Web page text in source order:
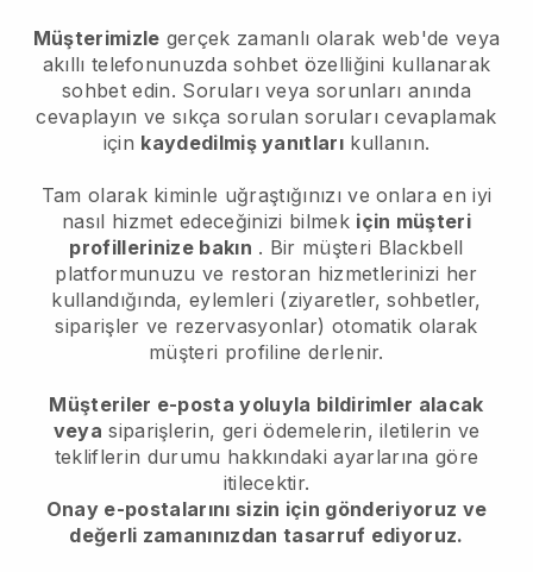
Müşterimizle gerçek zamanlı olarak web'de veya
akıllı telefonunuzda sohbet özelliğini kullanarak
sohbet edin. Soruları veya sorunları anında
cevaplayın ve sıkça sorulan soruları cevaplamak
için kaydedilmiş yanıtları kullanın.
Tam olarak kiminle uğraştığınızı ve onlara en iyi
nasıl hizmet edeceğinizi bilmek için müşteri
profillerinize bakın . Bir müşteri Blackbell
platformunuzu ve restoran hizmetlerinizi her
kullandığında, eylemleri (ziyaretler, sohbetler,
siparişler ve rezervasyonlar) otomatik olarak
müşteri profiline derlenir.
Müşteriler e-posta yoluyla bildirimler alacak
veya siparişlerin, geri ödemelerin, iletilerin ve
tekliflerin durumu hakkındaki ayarlarına göre
itilecektir.
Onay e-postalarını sizin için gönderiyoruz ve
değerli zamanınızdan tasarruf ediyoruz.